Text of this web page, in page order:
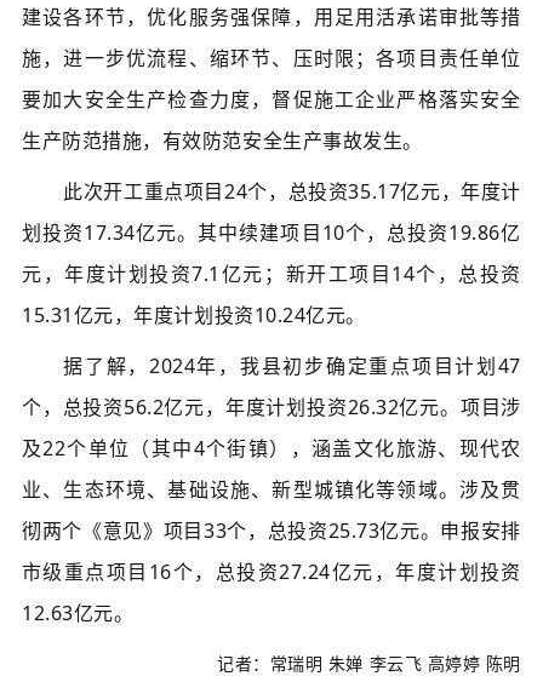
建设各环节，优化服务强保障，用足用活承诺审批等措
施，进一步优流程、缩环节、压时限；各项目责任单位
要加大安全生产检查力度，督促施工企业严格落实安全
生产防范措施，有效防范安全生产事故发生。
此次开工重点项目24个，总投资35.17亿元，年度计
划投资17.34亿元。其中续建项目10个，总投资19.86亿
元，年度计划投资7.1亿元；新开工项目14个，总投资
15.31亿元，年度计划投资10.24亿元。
据了解，2024年，我县初步确定重点项目计划47
个，总投资56.2亿元，年度计划投资26.32亿元。项目涉
及22个单位（其中4个街镇），涵盖文化旅游、现代农
业、生态环境、基础设施、新型城镇化等领域。涉及贯
彻两个《意见》项目33个，总投资25.73亿元。申报安排
市级重点项目16个，总投资27.24亿元，年度计划投资
12.63亿元。
记者：常瑞明 朱婵 李云飞 高婷婷 陈明